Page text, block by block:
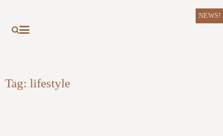
NEWS!
Tag: lifestyle